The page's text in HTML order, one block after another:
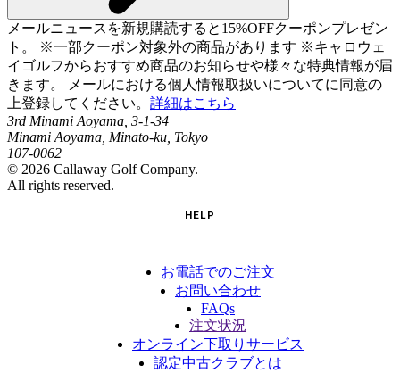
メールニュースを新規購読すると15%OFFクーポンプレゼン
ト。 ※一部クーポン対象外の商品があります ※キャロウェ
イゴルフからおすすめ商品のお知らせや様々な特典情報が届
きます。 メールにおける個人情報取扱いについてに同意の
上登録してください。 詳細はこちら
3rd Minami Aoyama, 3-1-34
Minami Aoyama, Minato-ku, Tokyo
107-0062
© 2026 Callaway Golf Company.
All rights reserved.
HELP
お電話でのご注文
お問い合わせ
FAQs
注文状況
オンライン下取りサービス
認定中古クラブとは